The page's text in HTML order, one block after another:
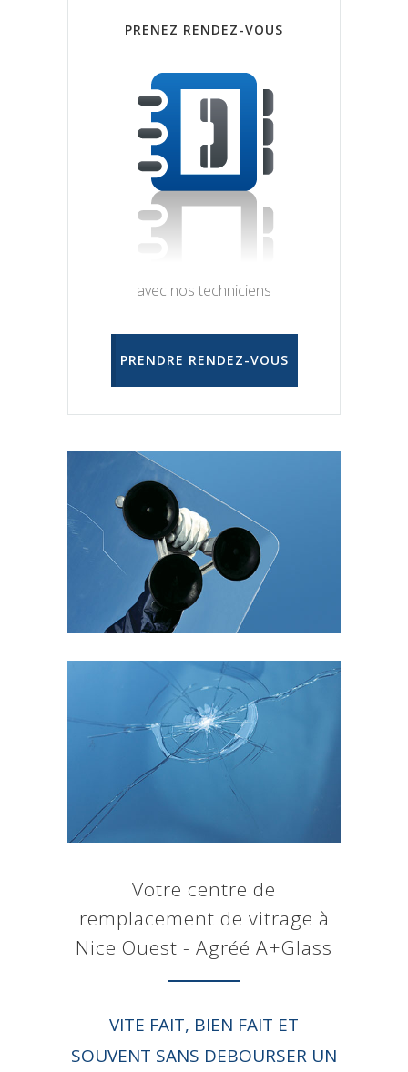
PRENEZ RENDEZ-VOUS
avec nos techniciens
PRENDRE RENDEZ-VOUS
Votre centre de
remplacement de vitrage à
Nice Ouest - Agréé A+Glass
VITE FAIT, BIEN FAIT ET
SOUVENT SANS DEBOURSER UN